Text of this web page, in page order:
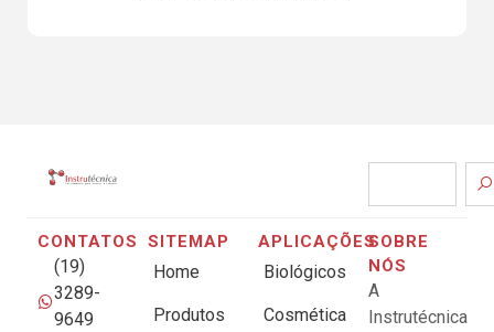
CONTATOS
(19)
3289-
9649
SITEMAP
Home
Produtos
APLICAÇÕES
Biológicos
Cosmética
SOBRE
NÓS
A
Instrutécnica